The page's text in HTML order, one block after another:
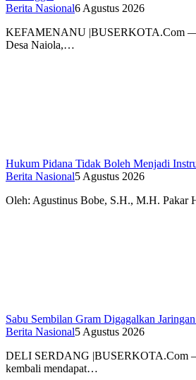
Berita Nasional6 Agustus 2026
KEFAMENANU |BUSERKOTA.Com —
Desa Naiola,…
Hukum Pidana Tidak Boleh Menjadi
Berita Nasional5 Agustus 2026
Oleh: Agustinus Bobe, S.H., M.H. Pakar
Sabu Sembilan Gram Digagalkan
Berita Nasional5 Agustus 2026
DELI SERDANG |BUSERKOTA.Com –
kembali mendapat…